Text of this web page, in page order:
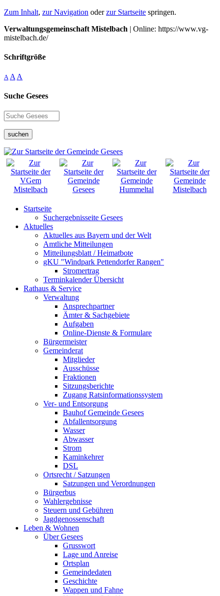
Zum Inhalt, zur Navigation oderzur Startseite springen.
Verwaltungsgemeinschaft Mistelbach | Online: https://www.vg-
mistelbach.de/
Schriftgröße
A A A
Suche Gesees
suchen
Startseite
Suchergebnisseite Gesees
Aktuelles
Aktuelles aus Bayern und der Welt
Amtliche Mitteilungen
Mitteilungsblatt / Heimatbote
gKU "Windpark Pettendorfer Rangen"
Stromertrag
Terminkalender Übersicht
Rathaus & Service
Verwaltung
Ansprechpartner
Ämter & Sachgebiete
Aufgaben
Online-Dienste & Formulare
Bürgermeister
Gemeinderat
Mitglieder
Ausschüsse
Fraktionen
Sitzungsberichte
Zugang Ratsinformationssystem
Ver- und Entsorgung
Bauhof Gemeinde Gesees
Abfallentsorgung
Wasser
Abwasser
Strom
Kaminkehrer
DSL
Ortsrecht / Satzungen
Satzungen und Verordnungen
Bürgerbus
Wahlergebnisse
Steuern und Gebühren
Jagdgenossenschaft
Leben & Wohnen
Über Gesees
Grusswort
Lage und Anreise
Ortsplan
Gemeindedaten
Geschichte
Wappen und Fahne